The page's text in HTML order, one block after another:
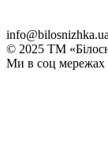
info@bilosnizhka.ua
© 2025 ТМ
Ми в соц мережах